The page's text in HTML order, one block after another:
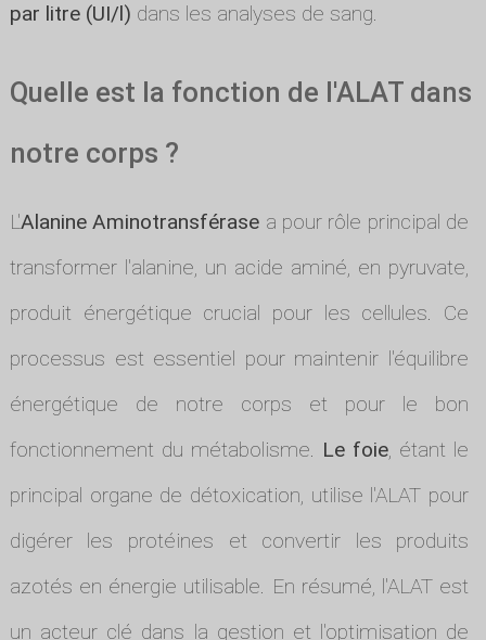
par litre (UI/l) dans les analyses de sang.
Quelle est la fonction de l'ALAT dans
notre corps ?
L'Alanine Aminotransférase a pour rôle principal de
transformer l'alanine, un acide aminé, en pyruvate,
produit énergétique crucial pour les cellules. Ce
processus est essentiel pour maintenir l'équilibre
énergétique de notre corps et pour le bon
fonctionnement du métabolisme. Le foie, étant le
principal organe de détoxication, utilise l'ALAT pour
digérer les protéines et convertir les produits
azotés en énergie utilisable. En résumé, l'ALAT est
un acteur clé dans la gestion et l'optimisation de